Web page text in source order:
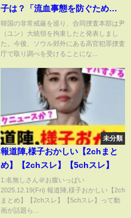
子は？「流血事態を防ぐため
に…」韓国・尹大統領の身柄拘
束 声明も 非常戒厳巡り【最新映
像】(2025年1月15日) テレ朝
韓国の非常戒厳を巡り、合同捜査本部は尹
（ユン）大統領を拘束したと発表しまし
た。今後、ソウル郊外にある高官犯罪捜査
庁で取り調べを受けることにな...
未分類
報道陣,様子おかしい【2chまと
め】【2chスレ】【5chスレ】
1:名無しさん＠お腹いっぱい
2025.12.19(Fri) 報道陣,様子おかしい【2ch
まとめ】【2chスレ】【5chスレ】って動
画が話題ら...